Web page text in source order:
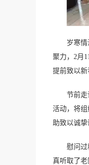
岁寒
聚力，2月
提前致以新
节前走
活动，将
助致以诚挚
慰问过
真听取了